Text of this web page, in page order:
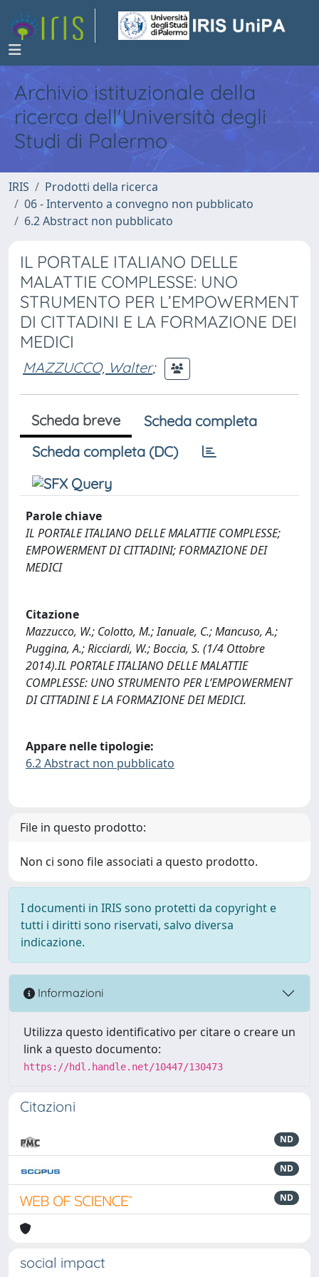
Archivio istituzionale della
ricerca dell'Università degli
Studi di Palermo
IRIS
Prodotti della ricerca
06 - Intervento a convegno non pubblicato
6.2 Abstract non pubblicato
IL PORTALE ITALIANO DELLE
MALATTIE COMPLESSE: UNO
STRUMENTO PER L’EMPOWERMENT
DI CITTADINI E LA FORMAZIONE DEI
MEDICI
MAZZUCCO, Walter;
Scheda breve
Scheda completa
Scheda completa (DC)
Parole chiave
IL PORTALE ITALIANO DELLE MALATTIE COMPLESSE;
EMPOWERMENT DI CITTADINI; FORMAZIONE DEI
MEDICI
Citazione
Mazzucco, W.; Colotto, M.; Ianuale, C.; Mancuso, A.;
Puggina, A.; Ricciardi, W.; Boccia, S. (1/4 Ottobre
2014).IL PORTALE ITALIANO DELLE MALATTIE
COMPLESSE: UNO STRUMENTO PER L’EMPOWERMENT
DI CITTADINI E LA FORMAZIONE DEI MEDICI.
Appare nelle tipologie:
6.2 Abstract non pubblicato
File in questo prodotto:
Non ci sono file associati a questo prodotto.
I documenti in IRIS sono protetti da copyright e
tutti i diritti sono riservati, salvo diversa
indicazione.
Informazioni
Utilizza questo identificativo per citare o creare un
link a questo documento:
https://hdl.handle.net/10447/130473
Citazioni
ND
ND
ND
social impact